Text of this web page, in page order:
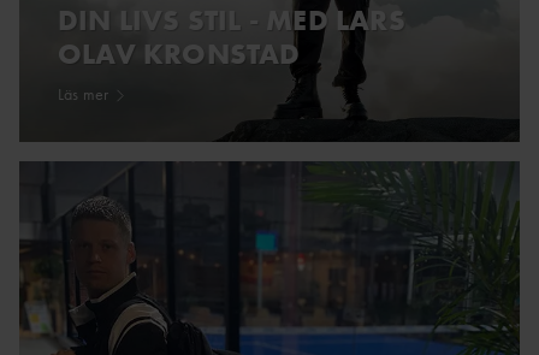
DIN LIVS STIL - MED LARS
OLAV KRONSTAD
Läs mer